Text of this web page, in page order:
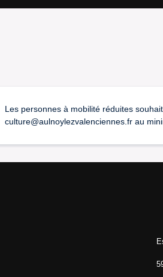
Les personnes à mobilité réduites
culture@aulnoylezvalenciennes.fr au